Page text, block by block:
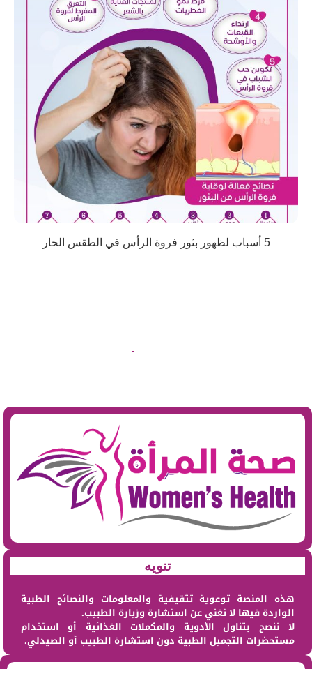
5 أسباب لظهور بثور فروة الرأس في الطقس الحار
تنويه
هذه المنصة توعوية تثقيفية والمعلومات والنصائح الطبية
الواردة فيها لا تغني عن استشارة وزيارة الطبيب.
لا ننصح بتناول الأدوية والمكملات الغذائية أو استخدام
مستحضرات التجميل الطبية دون استشارة الطبيب أو الصيدلي.